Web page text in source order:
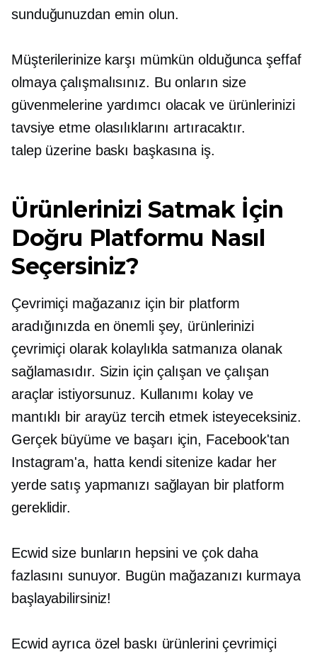
sunduğunuzdan emin olun.
Müşterilerinize karşı mümkün olduğunca şeffaf
olmaya çalışmalısınız. Bu onların size
güvenmelerine yardımcı olacak ve ürünlerinizi
tavsiye etme olasılıklarını artıracaktır.
talep üzerine baskı başkasına iş.
Ürünlerinizi Satmak İçin
Doğru Platformu Nasıl
Seçersiniz?
Çevrimiçi mağazanız için bir platform
aradığınızda en önemli şey, ürünlerinizi
çevrimiçi olarak kolaylıkla satmanıza olanak
sağlamasıdır. Sizin için çalışan ve çalışan
araçlar istiyorsunuz. Kullanımı kolay ve
mantıklı bir arayüz tercih etmek isteyeceksiniz.
Gerçek büyüme ve başarı için, Facebook'tan
Instagram'a, hatta kendi sitenize kadar her
yerde satış yapmanızı sağlayan bir platform
gereklidir.
Ecwid size bunların hepsini ve çok daha
fazlasını sunuyor. Bugün mağazanızı kurmaya
başlayabilirsiniz!
Ecwid ayrıca özel baskı ürünlerini çevrimiçi